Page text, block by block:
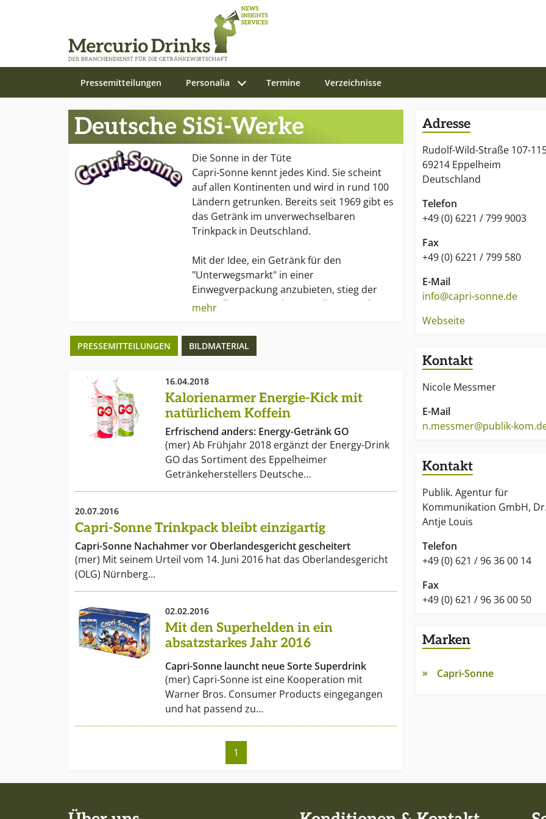
Pressemitteilungen Personalia Termine Verzeichnisse
Deutsche SiSi-Werke
Die Sonne in der Tüte
Capri-Sonne kennt jedes Kind. Sie scheint
auf allen Kontinenten und wird in rund 100
Ländern getrunken. Bereits seit 1969 gibt es
das Getränk im unverwechselbaren
Trinkpack in Deutschland.
Mit der Idee, ein Getränk für den
"Unterwegsmarkt" in einer
Einwegverpackung anzubieten, stieg der
Hersteller von Capri-Sonne-die Deutschen
Mit großem Erfolg: Seit 1975 ist Capri-Sonne
Marktführerin Deutschland und weltweit
Fruchtsaftmarken.
mehr
PRESSEMITTEILUNGEN BILDMATERIAL
16.04.2018
Kalorienarmer Energie-Kick mit
natürlichem Koffein
Erfrischend anders: Energy-Getränk GO
(mer) Ab Frühjahr 2018 ergänzt der Energy-Drink
GO das Sortiment des Eppelheimer
Getränkeherstellers Deutsche…
20.07.2016
Capri-Sonne Trinkpack bleibt einzigartig
Capri-Sonne Nachahmer vor Oberlandesgericht gescheitert
(mer) Mit seinem Urteil vom 14. Juni 2016 hat das Oberlandesgericht
(OLG) Nürnberg…
02.02.2016
Mit den Superhelden in ein
absatzstarkes Jahr 2016
Capri-Sonne launcht neue Sorte Superdrink
(mer) Capri-Sonne ist eine Kooperation mit
Warner Bros. Consumer Products eingegangen
und hat passend zu…
1
Adresse
Rudolf-Wild-Straße 107-
69214 Eppelheim
Deutschland
Telefon
+49 (0) 6221 / 799 9003
Fax
+49 (0) 6221 / 799 580
E-Mail
info@capri-sonne.de
Webseite
Kontakt
Nicole Messmer
E-Mail
n.messmer@publik-
Kontakt
Publik. Agentur für
Kommunikation GmbH,
Antje Louis
Telefon
+49 (0) 621 / 96 36 00 14
Fax
+49 (0) 621 / 96 36 00 50
Marken
Capri-Sonne